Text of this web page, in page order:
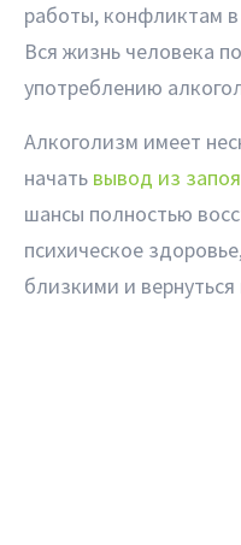
работы, конфликтам
Вся жизнь человека
употреблению
Алкоголизм имеет
начать вывод из
шансы полностью
психическое
близкими и